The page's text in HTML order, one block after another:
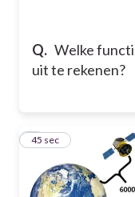
Q. Welke
uit te rekenen?
9
45 sec